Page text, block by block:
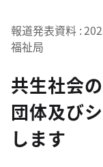
報道発表資料
福祉局
共生社会
団体及び
します